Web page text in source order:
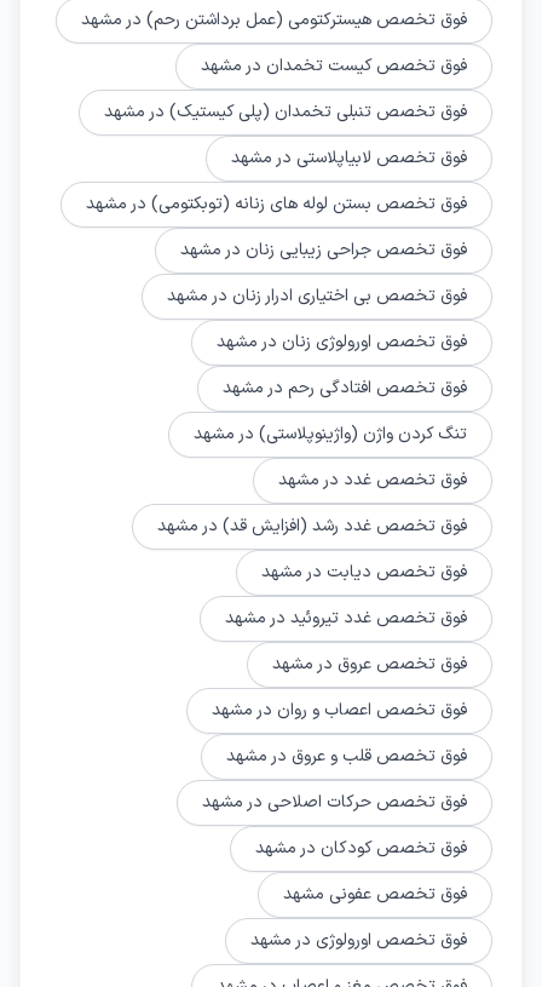
فوق تخصص هیسترکتومی (عمل برداشتن رحم) در مشهد
فوق تخصص کیست تخمدان در مشهد
فوق تخصص تنبلی تخمدان (پلی کیستیک) در مشهد
فوق تخصص لابیاپلاستی در مشهد
فوق تخصص بستن لوله های زنانه (توبکتومی) در مشهد
فوق تخصص جراحی زیبایی زنان در مشهد
فوق تخصص بی اختیاری ادرار زنان در مشهد
فوق تخصص اورولوژی زنان در مشهد
فوق تخصص افتادگی رحم در مشهد
تنگ کردن واژن (واژینوپلاستی) در مشهد
فوق تخصص غدد در مشهد
فوق تخصص غدد رشد (افزایش قد) در مشهد
فوق تخصص دیابت در مشهد
فوق تخصص غدد تیروئید در مشهد
فوق تخصص عروق در مشهد
فوق تخصص اعصاب و روان در مشهد
فوق تخصص قلب و عروق در مشهد
فوق تخصص حرکات اصلاحی در مشهد
فوق تخصص کودکان در مشهد
فوق تخصص عفونی مشهد
فوق تخصص اورولوژی در مشهد